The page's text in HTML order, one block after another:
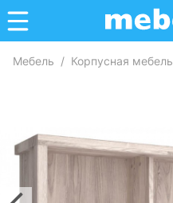
Мебель / Корпусная мебель